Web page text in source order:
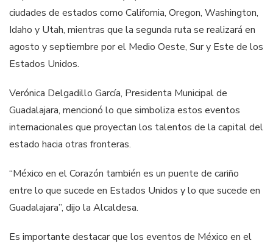
ciudades de estados como California, Oregon, Washington,
Idaho y Utah, mientras que la segunda ruta se realizará en
agosto y septiembre por el Medio Oeste, Sur y Este de los
Estados Unidos.
Verónica Delgadillo García, Presidenta Municipal de
Guadalajara, mencionó lo que simboliza estos eventos
internacionales que proyectan los talentos de la capital del
estado hacia otras fronteras.
“México en el Corazón también es un puente de cariño
entre lo que sucede en Estados Unidos y lo que sucede en
Guadalajara”, dijo la Alcaldesa.
Es importante destacar que ⁠los eventos de México en el